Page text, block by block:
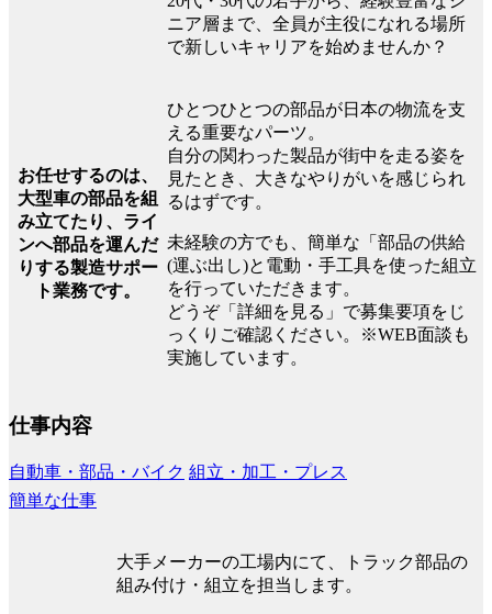
ニア層まで、全員が主役になれる場所
で新しいキャリアを始めませんか？
お任せするのは、
大型車の部品を組
み立てたり、ライ
ンへ部品を運んだ
りする製造サポー
ト業務です。
ひとつひとつの部品が日本の物流を支
える重要なパーツ。
自分の関わった製品が街中を走る姿を
見たとき、大きなやりがいを感じられ
るはずです。
未経験の方でも、簡単な「部品の供給
(運ぶ出し)と電動・手工具を使った組立
を行っていただきます。
どうぞ「詳細を見る」で募集要項をじ
っくりご確認ください。※WEB面談も
実施しています。
仕事内容
自動車・部品・バイク 組立・加工・プレス
簡単な仕事
大手メーカーの工場内にて、トラック部品の
組み付け・組立を担当します。